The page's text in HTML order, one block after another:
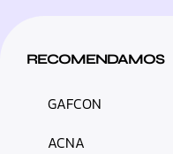
RECOMENDAMOS
GAFCON
ACNA